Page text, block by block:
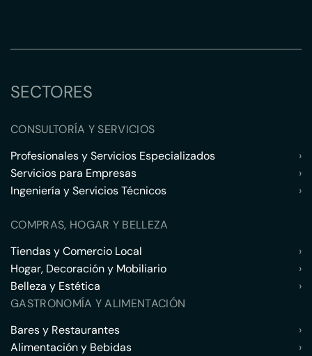
SECTORES
CONSULTORÍA Y SERVICIOS
Profesionales y Servicios Especializados
›
Servicios para Empresas
›
Ingeniería y Servicios Técnicos
›
COMPRAS, HOGAR Y BELLEZA
Tiendas y Comercio Local
›
Hogar, Decoración y Mobiliario
›
Belleza y Estética
›
GASTRONOMÍA Y ALIMENTACIÓN
Bares y Restaurantes
›
Alimentación y Bebidas
›